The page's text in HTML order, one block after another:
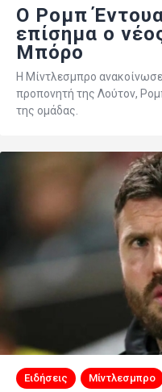
Ο Ρομπ
επίσημα ο
Μπόρο
Η Μίντλεσμπρο
προπονητή της Λούτον,
της ομάδας.
Ειδήσεις Μίντλεσμπρο